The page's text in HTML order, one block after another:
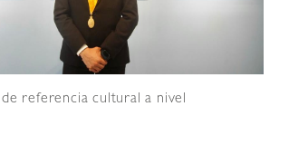
referencia cultural a nivel